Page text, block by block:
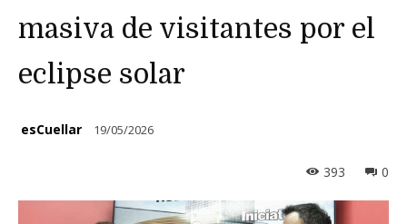
masiva de visitantes por el
eclipse solar
esCuellar 19/05/2026
0
393